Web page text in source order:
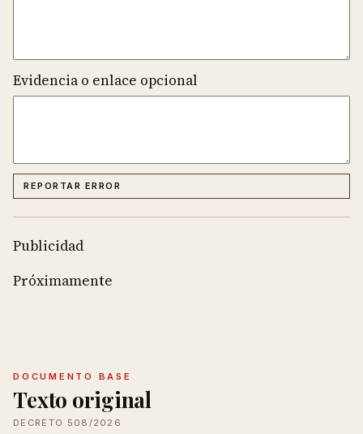
Evidencia o enlace opcional
REPORTAR ERROR
Publicidad
Próximamente
DOCUMENTO BASE
Texto original
DECRETO 508/2026